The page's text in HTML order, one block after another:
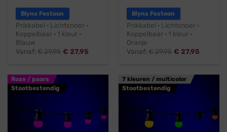
Blynx Festoon
Prikkabel · Lichtsnoer ·
Koppelbaar · 1 kleur ·
Blauw
Vanaf:€29,95 € 27,95
Blynx Festoon
Prikkabel · Lichtsnoer ·
Koppelbaar · 1 kleur ·
Oranje
Vanaf:€29,95 € 27,95
Roze / paars
Stootbestendig
7 kleuren / multicolor
Stootbestendig